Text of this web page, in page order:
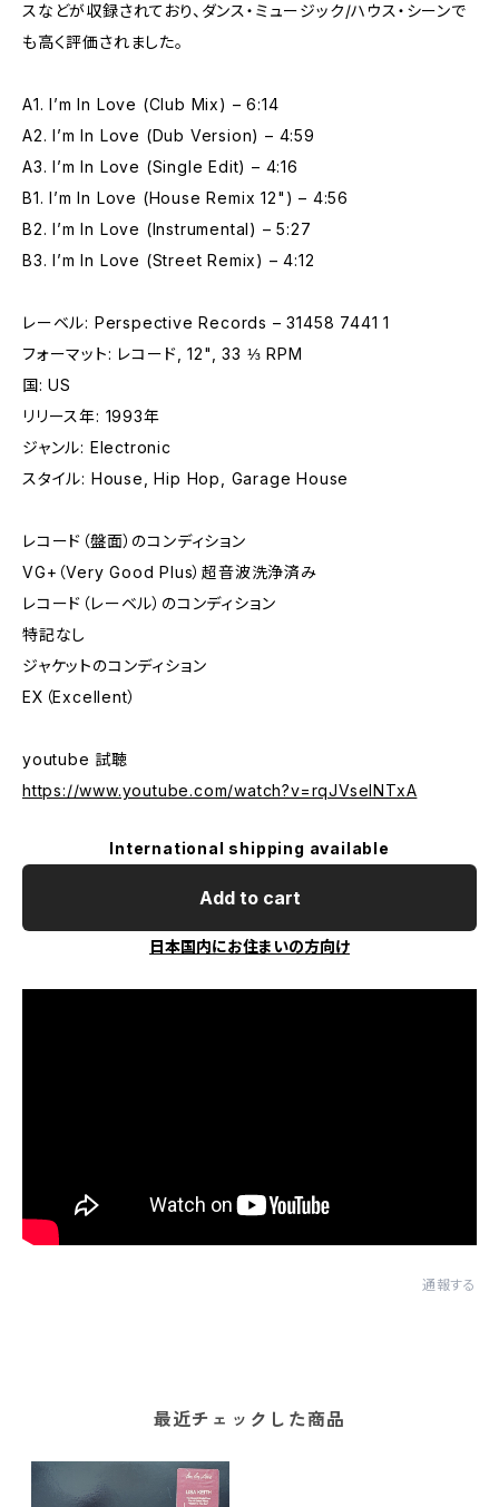
スなどが収録されており、ダンス・ミュージック/ハウス・シーンで
も高く評価されました。
A1. I’m In Love (Club Mix) – 6:14
A2. I’m In Love (Dub Version) – 4:59
A3. I’m In Love (Single Edit) – 4:16
B1. I’m In Love (House Remix 12") – 4:56
B2. I’m In Love (Instrumental) – 5:27
B3. I’m In Love (Street Remix) – 4:12
レーベル: Perspective Records – 31458 7441 1
フォーマット: レコード, 12", 33 ⅓ RPM
国: US
リリース年: 1993年
ジャンル: Electronic
スタイル: House, Hip Hop, Garage House
レコード（盤面）のコンディション
VG+（Very Good Plus）超音波洗浄済み
レコード（レーベル）のコンディション
特記なし
ジャケットのコンディション
EX（Excellent）
youtube 試聴
https://www.youtube.com/watch?v=rqJVselNTxA
International shipping available
Add to cart
日本国内にお住まいの方向け
通報する
最近チェックした商品